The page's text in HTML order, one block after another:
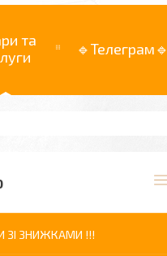
та
🔹Телеграм🔹
ЗІ ЗНИЖКАМИ !!!